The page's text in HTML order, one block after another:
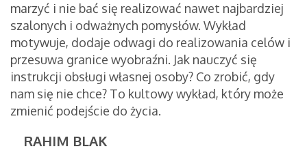
marzyć i nie bać się realizować nawet najbardziej
szalonych i odważnych pomysłów. Wykład
motywuje, dodaje odwagi do realizowania celów i
przesuwa granice wyobraźni. Jak nauczyć się
instrukcji obsługi własnej osoby? Co zrobić, gdy
nam się nie chce? To kultowy wykład, który może
zmienić podejście do życia.
RAHIM BLAK